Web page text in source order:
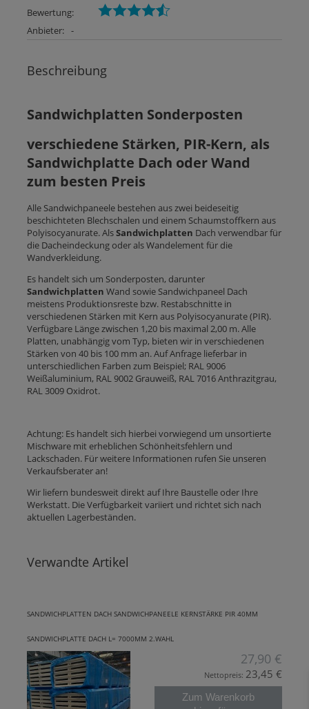
Bewertung:
Anbieter: -
Beschreibung
Sandwichplatten Sonderposten
verschiedene Stärken, PIR-Kern, als
Sandwichplatte Dach oder Wand
zum besten Preis
Alle Sandwichpaneele bestehen aus zwei beideseitig
beschichteten Blechschalen und einem Schaumstoffkern aus
Polyisocyanurate. AlsSandwichplatten Dach verwendbar für
die Dacheindeckung oder als Wandelement für die
Wandverkleidung.
Es handelt sich um Sonderposten, darunter
Sandwichplatten Wand sowie Sandwichpaneel Dach
meistens Produktionsreste bzw. Restabschnitte in
verschiedenen Stärken mit Kern aus Polyisocyanurate (PIR).
Verfügbare Länge zwischen 1,20 bis maximal 2,00 m. Alle
Platten, unabhängig vom Typ, bieten wir in verschiedenen
Stärken von 40 bis 100 mm an. Auf Anfrage lieferbar in
unterschiedlichen Farben zum Beispiel; RAL 9006
Weißaluminium, RAL 9002 Grauweiß, RAL 7016 Anthrazitgrau,
RAL 3009 Oxidrot.
Achtung: Es handelt sich hierbei vorwiegend um unsortierte
Mischware mit erheblichen Schönheitsfehlern und
Lackschaden. Für weitere Informationen rufen Sie unseren
Verkaufsberater an!
Wir liefern bundesweit direkt auf Ihre Baustelle oder Ihre
Werkstatt. Die Verfügbarkeit variiert und richtet sich nach
aktuellen Lagerbeständen.
Verwandte Artikel
SANDWICHPLATTEN DACH SANDWICHPANEELE KERNSTÄRKE PIR 40MM
SANDWICHPLATTE DACH L= 7000MM 2.WAHL
27,90 €
Nettopreis: 23,45 €
Zum Warenkorb